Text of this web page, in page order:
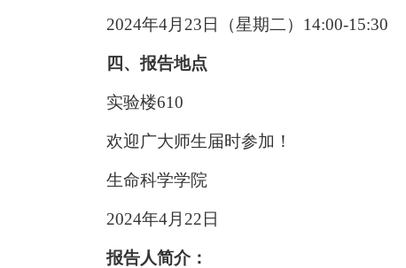
2024年4月23日（星期二）14:00-15:30
四、报告地点
实验楼610
欢迎广大师生届时参加！
生命科学学院
2024年4月22日
报告人简介：